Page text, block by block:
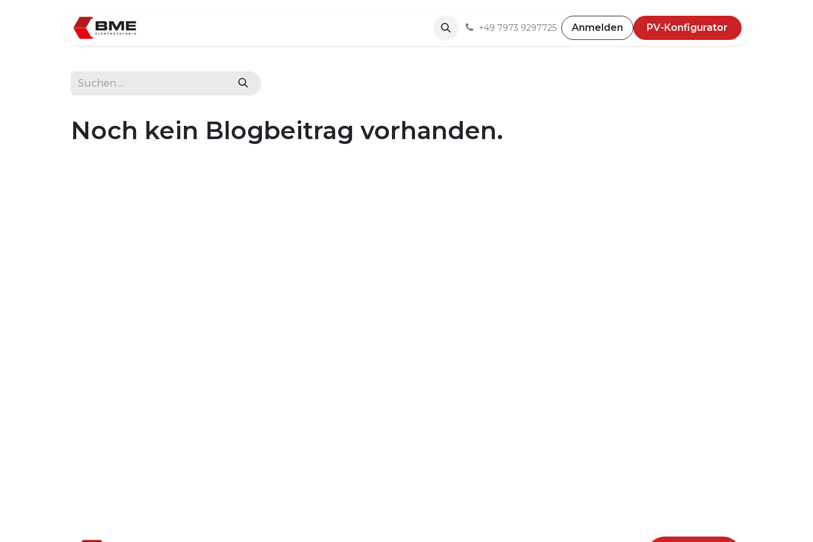
Loxone Termin Shop Veranstaltungen PV-Konfigurator
+49 7973 9297725 Anmelden PV-Konfigurator
Noch kein Blogbeitrag vorhanden.